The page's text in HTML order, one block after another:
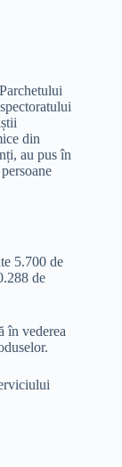
din
au pus în
5.700 de
de
în vederea